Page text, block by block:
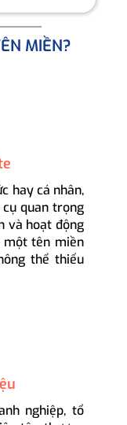
MIỀN?
hay cá nhân,
quan trọng
và hoạt động
một tên miền
thể thiếu
nghiệp, tổ